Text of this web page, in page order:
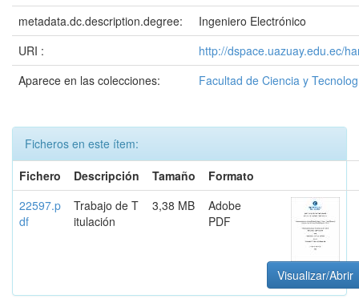
metadata.dc.description.degree:
Ingeniero Electrónico
URI :
http://dspace.uazuay.edu.ec/
Aparece en las colecciones:
Facultad de Ciencia y
Ficheros en este ítem:
Fichero
Descripción Tamaño
Formato
22597.p
df
Trabajo de T
itulación
3,38 MB
Adobe
PDF
Visualizar/Abrir